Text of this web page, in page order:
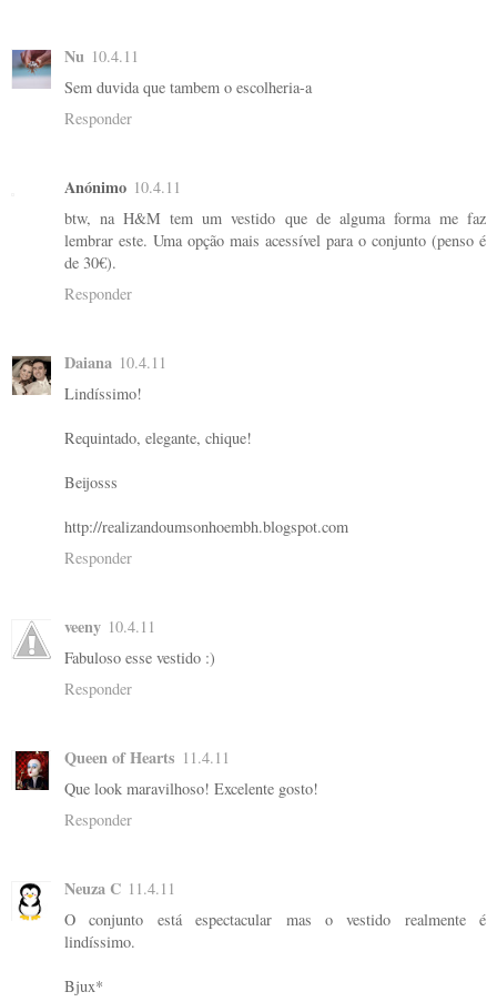
Nu 10.4.11
Sem duvida que tambem o escolheria-a
Responder
Anónimo 10.4.11
btw, na H&M tem um vestido que de alguma forma me faz
lembrar este. Uma opção mais acessível para o conjunto (penso é
de 30€).
Responder
Daiana 10.4.11
Lindíssimo!
Requintado, elegante, chique!
Beijosss
http://realizandoumsonhoembh.blogspot.com
Responder
veeny 10.4.11
Fabuloso esse vestido :)
Responder
Queen of Hearts 11.4.11
Que look maravilhoso! Excelente gosto!
Responder
Neuza C 11.4.11
O conjunto está espectacular mas o vestido realmente é
lindíssimo.
Bjux*